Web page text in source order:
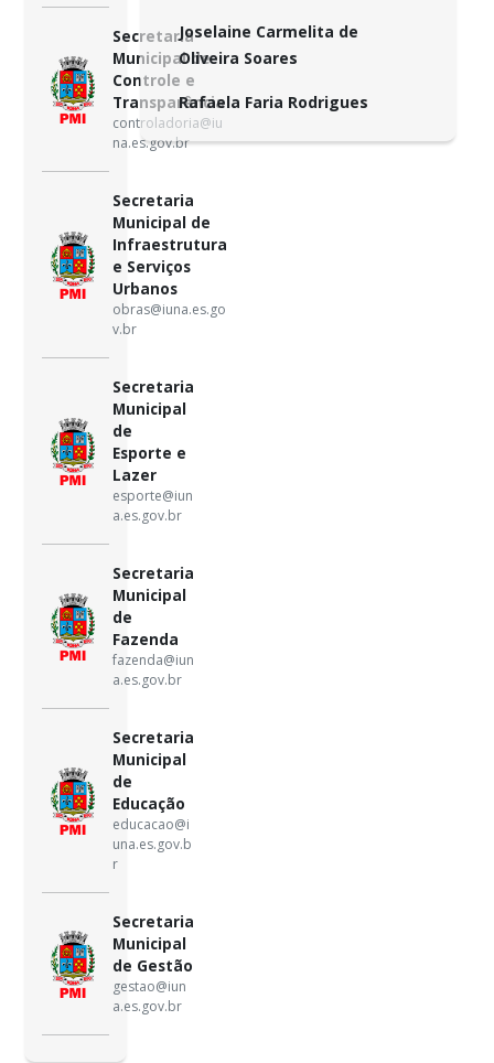
Secretaria
Municipal de
Controle e
Transparência
controladoria@iu
na.es.gov.br
Secretaria
Municipal de
Infraestrutura
e Serviços
Urbanos
obras@iuna.es.go
v.br
Secretaria
Municipal
de
Esporte e
Lazer
esporte@iun
a.es.gov.br
Secretaria
Municipal
de
Fazenda
fazenda@iun
a.es.gov.br
Secretaria
Municipal
de
Educação
educacao@i
una.es.gov.b
r
Secretaria
Municipal
de Gestão
gestao@iun
a.es.gov.br
Joselaine Carmelita de
Oliveira Soares
Rafaela Faria Rodrigues